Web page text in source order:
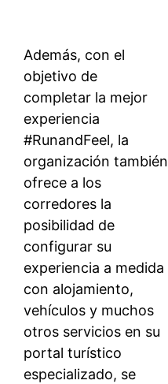
Además, con el
objetivo de
completar la mejor
experiencia
#RunandFeel, la
organización también
ofrece a los
corredores la
posibilidad de
configurar su
experiencia a medida
con alojamiento,
vehículos y muchos
otros servicios en su
portal turístico
especializado, se